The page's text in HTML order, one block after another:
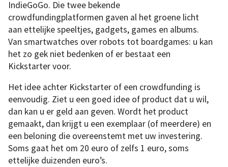
IndieGoGo. Die twee bekende
crowdfundingplatformen gaven al het groene licht
aan ettelijke speeltjes, gadgets, games en albums.
Van smartwatches over robots tot boardgames: u kan
het zo gek niet bedenken of er bestaat een
Kickstarter voor.
Het idee achter Kickstarter of een crowdfunding is
eenvoudig. Ziet u een goed idee of product dat u wil,
dan kan u er geld aan geven. Wordt het product
gemaakt, dan krijgt u een exemplaar (of meerdere) en
een beloning die overeenstemt met uw investering.
Soms gaat het om 20 euro of zelfs 1 euro, soms
ettelijke duizenden euro’s.